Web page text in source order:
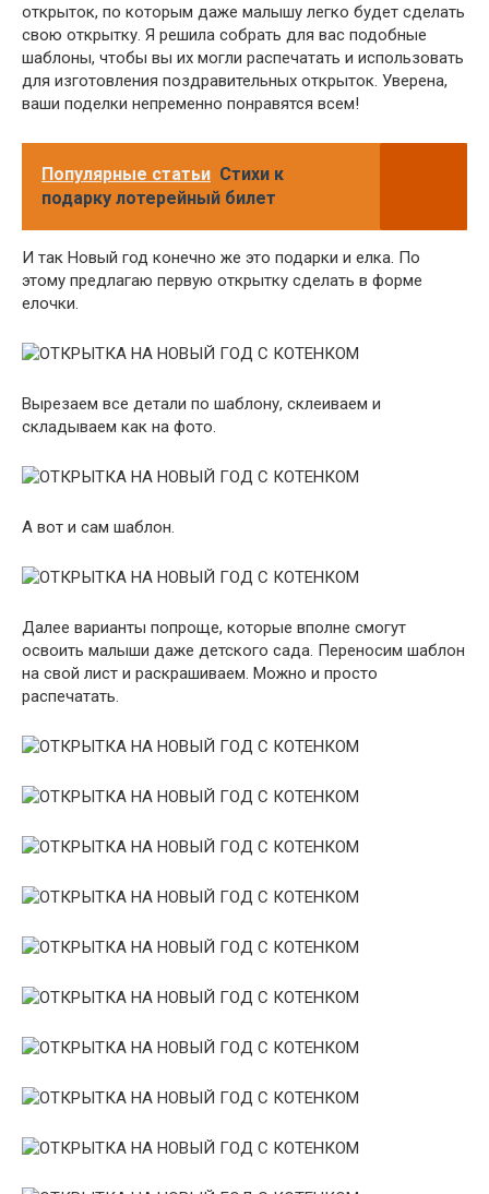
открыток, по которым даже малышу легко будет сделать
свою открытку. Я решила собрать для вас подобные
шаблоны, чтобы вы их могли распечатать и использовать
для изготовления поздравительных открыток. Уверена,
ваши поделки непременно понравятся всем!
Популярные статьи Стихи к
подарку лотерейный билет
И так Новый год конечно же это подарки и елка. По
этому предлагаю первую открытку сделать в форме
елочки.
Вырезаем все детали по шаблону, склеиваем и
складываем как на фото.
А вот и сам шаблон.
Далее варианты попроще, которые вполне смогут
освоить малыши даже детского сада. Переносим шаблон
на свой лист и раскрашиваем. Можно и просто
распечатать.